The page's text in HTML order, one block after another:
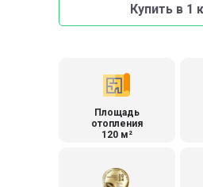
Площадь
отопления
120 м²
Купить в 1